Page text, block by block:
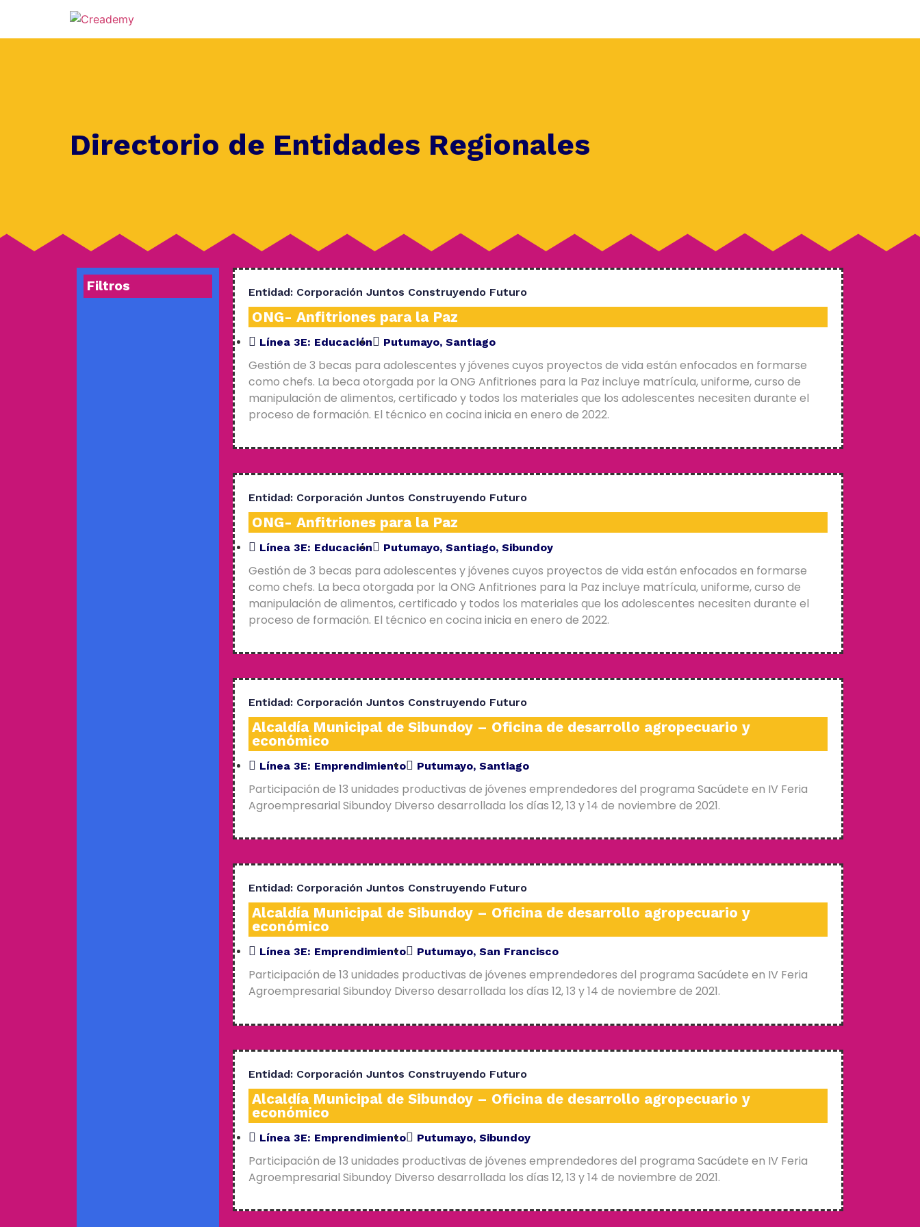
Directorio de Entidades Regionales
Filtros Entidad: Corporación Juntos Construyendo Futuro
ONG- Anfitriones para la Paz
Línea 3E: Educación Putumayo, Santiago
Gestión de 3 becas para adolescentes y jóvenes cuyos proyectos de vida están enfocados en formarse
como chefs. La beca otorgada por la ONG Anfitriones para la Paz incluye matrícula, uniforme, curso de
manipulación de alimentos, certificado y todos los materiales que los adolescentes necesiten durante el
proceso de formación. El técnico en cocina inicia en enero de 2022.
Entidad: Corporación Juntos Construyendo Futuro
ONG- Anfitriones para la Paz
Línea 3E: Educación Putumayo, Santiago, Sibundoy
Gestión de 3 becas para adolescentes y jóvenes cuyos proyectos de vida están enfocados en formarse
como chefs. La beca otorgada por la ONG Anfitriones para la Paz incluye matrícula, uniforme, curso de
manipulación de alimentos, certificado y todos los materiales que los adolescentes necesiten durante el
proceso de formación. El técnico en cocina inicia en enero de 2022.
Entidad: Corporación Juntos Construyendo Futuro
Alcaldía Municipal de Sibundoy – Oficina de desarrollo agropecuario y
económico
Línea 3E: Emprendimiento Putumayo, Santiago
Participación de 13 unidades productivas de jóvenes emprendedores del programa Sacúdete en IV Feria
Agroempresarial Sibundoy Diverso desarrollada los días 12, 13 y 14 de noviembre de 2021.
Entidad: Corporación Juntos Construyendo Futuro
Alcaldía Municipal de Sibundoy – Oficina de desarrollo agropecuario y
económico
Línea 3E: Emprendimiento Putumayo, San Francisco
Participación de 13 unidades productivas de jóvenes emprendedores del programa Sacúdete en IV Feria
Agroempresarial Sibundoy Diverso desarrollada los días 12, 13 y 14 de noviembre de 2021.
Entidad: Corporación Juntos Construyendo Futuro
Alcaldía Municipal de Sibundoy – Oficina de desarrollo agropecuario y
económico
Línea 3E: Emprendimiento Putumayo, Sibundoy
Participación de 13 unidades productivas de jóvenes emprendedores del programa Sacúdete en IV Feria
Agroempresarial Sibundoy Diverso desarrollada los días 12, 13 y 14 de noviembre de 2021.